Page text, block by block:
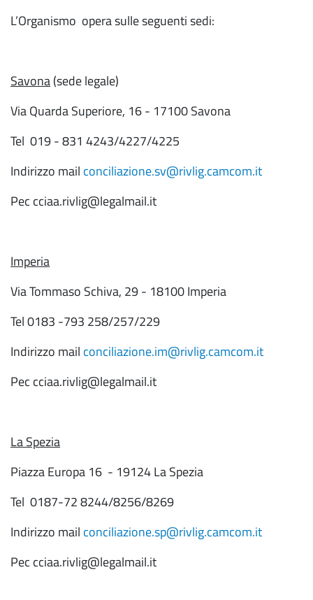
L’Organismo opera sulle seguenti sedi:
Savona(sede legale)
Via Quarda Superiore, 16 - 17100 Savona
Tel 019 - 831 4243/4227/4225
Indirizzo mail conciliazione.sv@rivlig.camcom.it
Pec cciaa.rivlig@legalmail.it
Imperia
Via Tommaso Schiva, 29 - 18100 Imperia
Tel 0183 -793 258/257/229
Indirizzo mail conciliazione.im@rivlig.camcom.it
Pec cciaa.rivlig@legalmail.it
La Spezia
Piazza Europa 16 - 19124 La Spezia
Tel 0187-72 8244/8256/8269
Indirizzo mail conciliazione.sp@rivlig.camcom.it
Pec cciaa.rivlig@legalmail.it